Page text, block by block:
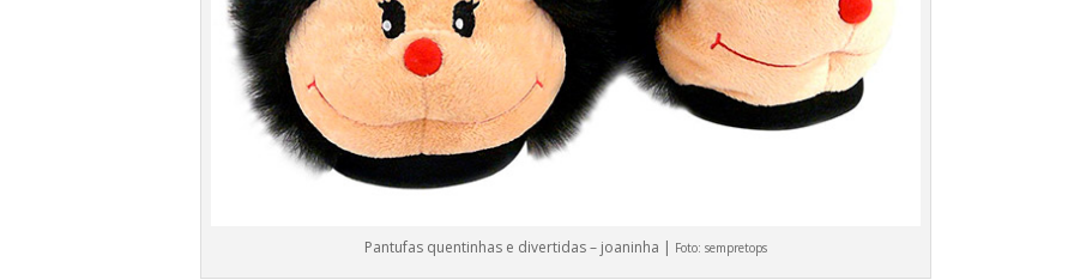
Pantufas quentinhas e divertidas – joaninha | Foto:sempretops